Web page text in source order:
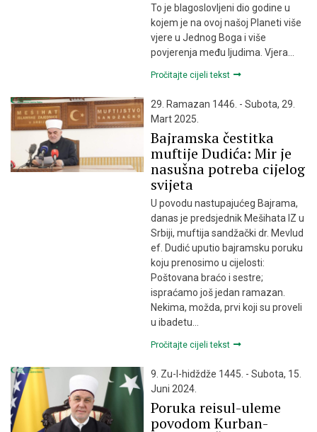
To je blagoslovljeni dio godine u
kojem je na ovoj našoj Planeti više
vjere u Jednog Boga i više
povjerenja među ljudima. Vjera…
Pročitajte cijeli tekst
29. Ramazan 1446. - Subota, 29.
Mart 2025.
Bajramska čestitka
muftije Dudića: Mir je
nasušna potreba cijelog
svijeta
U povodu nastupajućeg Bajrama,
danas je predsjednik Mešihata IZ u
Srbiji, muftija sandžački dr. Mevlud
ef. Dudić uputio bajramsku poruku
koju prenosimo u cijelosti:
Poštovana braćo i sestre;
ispraćamo još jedan ramazan.
Nekima, možda, prvi koji su proveli
u ibadetu…
Pročitajte cijeli tekst
9. Zu-l-hidždže 1445. - Subota, 15.
Juni 2024.
Poruka reisul-uleme
povodom Kurban-